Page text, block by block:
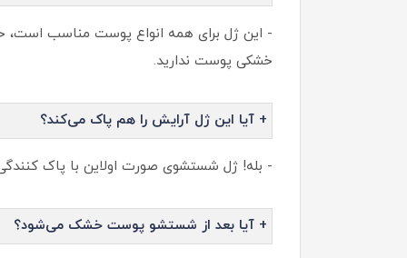
خشکی پوست ندارید.
+ آیا این ژل آرایش را هم پاک می‌کند؟
- بله! ژل شستشوی صورت اولاین با پاک‌
+ آیا بعد از شستشو پوست خشک می‌شود؟